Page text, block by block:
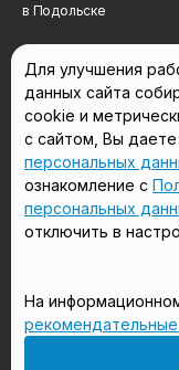
в Подольске
в Сергиевом Посаде
в Красногорске
в Домодедово
Мы в соцсетях
Для улучшения
данных сайта
cookie и
с сайтом, Вы даете
персональных
ознакомление с
персональных
отключить в
На
рекомендательные